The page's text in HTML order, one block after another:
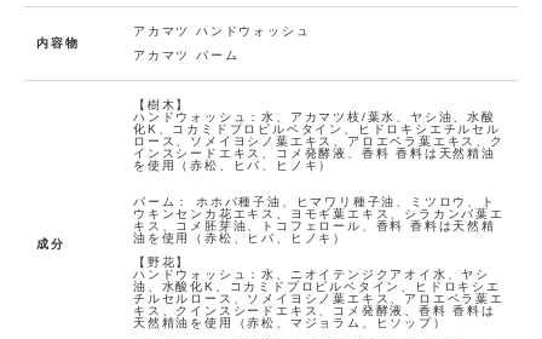
在庫
数
量：
ー
ト
に
入
る
お
気
に
入
り
追
加
(0人)
内容物
アカマツ ハンドウォッシュ
アカマツ バーム
成分
【樹木】
ハンドウォッシュ：水、アカマツ枝/葉水、ヤシ油、水酸
化K、コカミドプロピルベタイン、ヒドロキシエチルセル
ロース、ソメイヨシノ葉エキス、アロエベラ葉エキス、ク
インスシードエキス、コメ発酵液、香料 香料は天然精油
を使用（赤松、ヒバ、ヒノキ）
バーム： ホホバ種子油、ヒマワリ種子油、ミツロウ、ト
ウキンセンカ花エキス、ヨモギ葉エキス、シラカンバ葉エ
キス、コメ胚芽油、トコフェロール、香料 香料は天然精
油を使用（赤松、ヒバ、ヒノキ）
【野花】
ハンドウォッシュ：水、ニオイテンジクアオイ水、ヤシ
油、水酸化K、コカミドプロピルベタイン、ヒドロキシエ
チルセルロース、ソメイヨシノ葉エキス、アロエベラ葉エ
キス、クインスシードエキス、コメ発酵液、香料 香料は
天然精油を使用（赤松、マジョラム、ヒソップ）